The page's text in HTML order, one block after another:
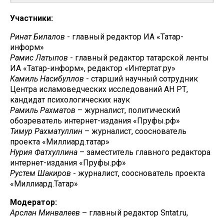
Участники:
Ринат Билалов - главный редактор ИА «Татар-
информ»
Рамис Латыпов - главный редактор татарской ленты
ИА «Татар-информ», редактор «Интертат.ру»
Камиль Насибуллов - старший научный сотрудник
Центра исламоведческих исследований АН РТ,
кандидат психологических наук
Рамиль Рахматов – журналист, политический
обозреватель интернет-издания «Пруфы.рф»
Тимур Рахматуллин – журналист, сооснователь
проекта «Миллиард.татар»
Нурия Фатхуллина – заместитель главного редактора
интернет-издания «Пруфы.рф»
Рустем Шакиров - журналист, сооснователь проекта
«Миллиард.Татар»
Модератор:
Арслан Минвалеев – главный редактор Sntat.ru,